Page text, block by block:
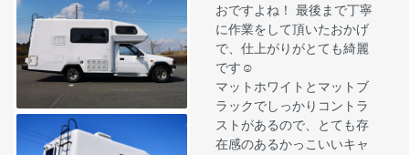
おですよね！ 最後まで丁寧
に作業をして頂いたおかげ
で、仕上がりがとても綺麗
です☺
マットホワイトとマットブ
ラックでしっかりコントラ
ストがあるので、とても存
在感のあるかっこいいキャ